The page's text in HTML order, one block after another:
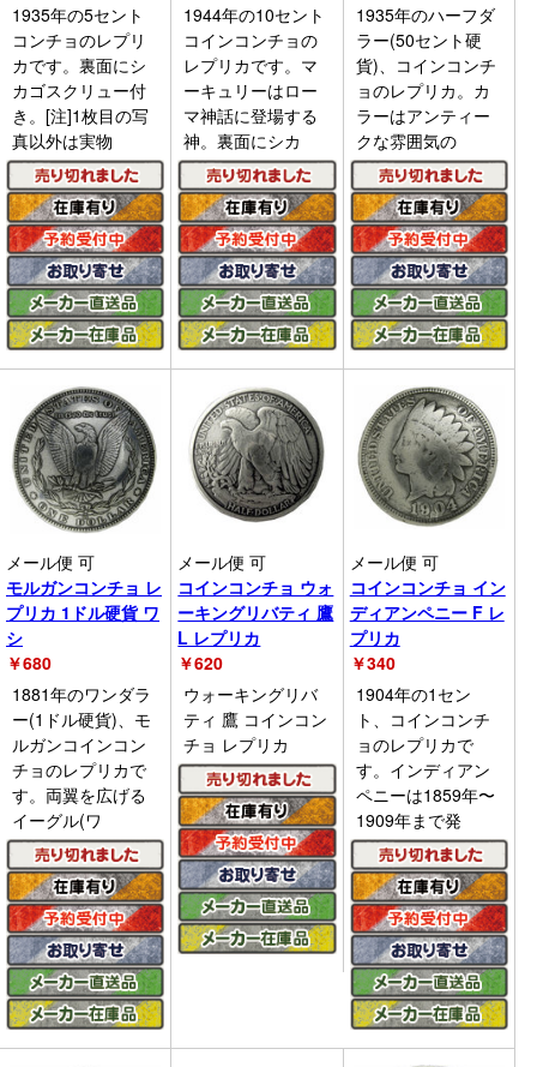
1935年の5セント
コンチョのレプリ
カです。裏面にシ
カゴスクリュー付
き。[注]1枚目の写
真以外は実物
1944年の10セント
コインコンチョの
レプリカです。マ
ーキュリーはロー
マ神話に登場する
神。裏面にシカ
1935年のハーフダ
ラー(50セント硬
貨)、コインコンチ
ョのレプリカ。カ
ラーはアンティー
クな雰囲気の
メール便 可
モルガンコンチョ レ
プリカ 1ドル硬貨 ワ
シ
￥680
1881年のワンダラ
ー(1ドル硬貨)、モ
ルガンコインコン
チョのレプリカで
す。両翼を広げる
イーグル(ワ
メール便 可
コインコンチョ ウォ
ーキングリバティ 鷹
L レプリカ
￥620
ウォーキングリバ
ティ 鷹 コインコン
チョ レプリカ
メール便 可
コインコンチョ イン
ディアンペニー F レ
プリカ
￥340
1904年の1セン
ト、コインコンチ
ョのレプリカで
す。インディアン
ペニーは1859年〜
1909年まで発